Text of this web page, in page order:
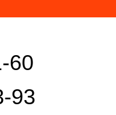
60
93